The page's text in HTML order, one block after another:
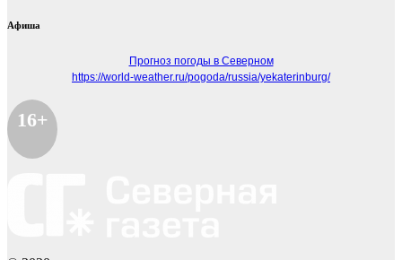
Афиша
Прогноз погоды в Северном
https://world-weather.ru/pogoda/russia/yekaterinburg/
16+